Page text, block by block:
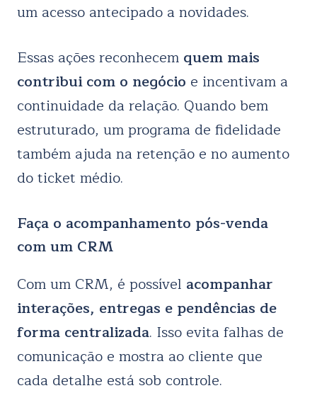
um acesso antecipado a novidades.
Essas ações reconhecem quem mais
contribui com o negócio e incentivam a
continuidade da relação. Quando bem
estruturado, um programa de fidelidade
também ajuda na retenção e no aumento
do ticket médio.
Faça o acompanhamento pós-venda
com um CRM
Com um CRM, é possível acompanhar
interações, entregas e pendências de
forma centralizada. Isso evita falhas de
comunicação e mostra ao cliente que
cada detalhe está sob controle.